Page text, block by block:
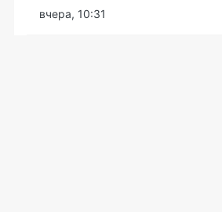
вчера, 10:31